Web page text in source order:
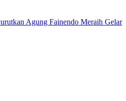
Agung Fainendo Meraih Gelar